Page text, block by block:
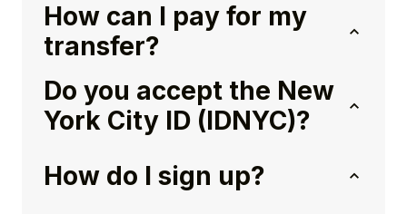
How can I pay for my
transfer?
Do you accept the New
York City ID (IDNYC)?
How do I sign up?